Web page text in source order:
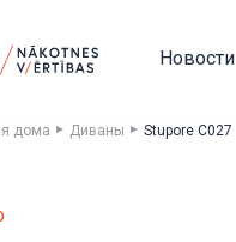
Новости
дома Диваны Stupore C027